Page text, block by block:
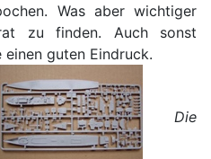
Was aber wichtiger
zu finden. Auch sonst
guten Eindruck.
Die